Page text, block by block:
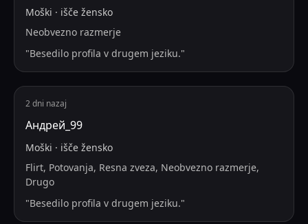
Moški · išče žensko
Neobvezno razmerje
"Besedilo profila v drugem jeziku."
2 dni nazaj
Андрей_99
Moški · išče žensko
Flirt, Potovanja, Resna zveza, Neobvezno razmerje,
Drugo
"Besedilo profila v drugem jeziku."